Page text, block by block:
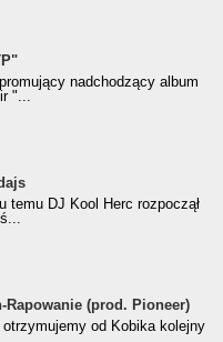
nadchodzący album
"...
Roku
temu DJ Kool Herc rozpoczął
(prod. Pioneer)
Rapowanie (prod. Pioneer)
od Kobika kolejny